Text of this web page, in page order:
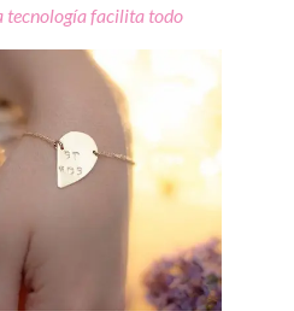
tecnología facilita todo